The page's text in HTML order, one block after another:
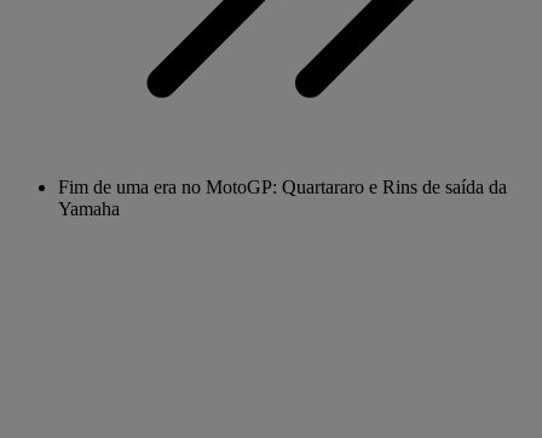
Fim de uma era no MotoGP: Quartararo e Rins de saída da
Yamaha